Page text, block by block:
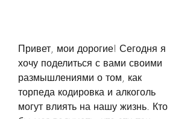
Привет, мои дорогие! Сегодня я
хочу поделиться с вами своими
размышлениями о том, как
торпеда кодировка и алкоголь
могут влиять на нашу жизнь. Кто